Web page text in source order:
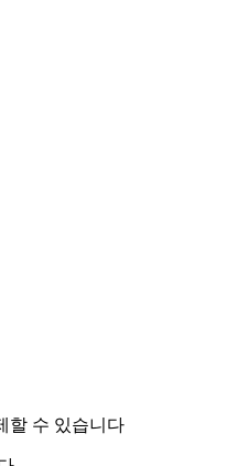
할 수 있습니다